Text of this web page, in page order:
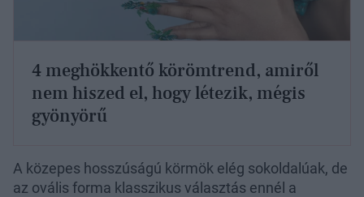
4 meghökkentő körömtrend, amiről
nem hiszed el, hogy létezik, mégis
gyönyörű
A közepes hosszúságú körmök elég sokoldalúak, de
az ovális forma klasszikus választás ennél a